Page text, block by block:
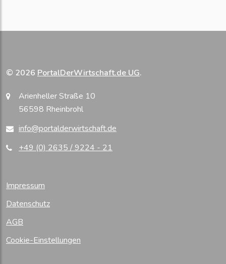
© 2026 PortalDerWirtschaft.de UG.
Arienheller Straße 10
56598 Rheinbrohl
info@portalderwirtschaft.de
+49 (0) 2635 / 9224 - 21
Impressum
Datenschutz
AGB
Cookie-Einstellungen